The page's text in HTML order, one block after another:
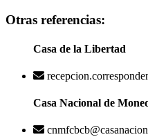
Otras referencias:
Casa de la Libertad
Casa Nacional de